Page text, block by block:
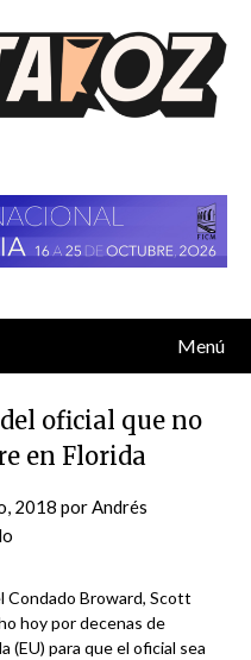
Menú
oficial que no
en Florida
2018 porAndrés
Condado Broward, Scott
hoy por decenas de
(EU) para que el oficial sea